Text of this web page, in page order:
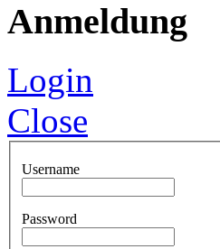
Anmeldung
Login
Close
Username
Password